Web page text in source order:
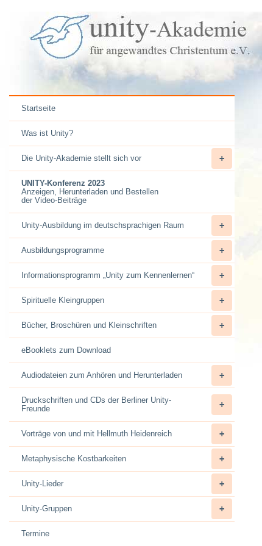
Startseite
Was ist Unity?
Die Unity-Akademie stellt sich vor
UNITY-Konferenz 2023
Anzeigen, Herunterladen und Bestellen
der Video-Beiträge
Unity-Ausbildung im deutschsprachigen Raum
Ausbildungsprogramme
Informationsprogramm „Unity zum Kennenlernen“
Spirituelle Kleingruppen
Bücher, Broschüren und Kleinschriften
eBooklets zum Download
Audiodateien zum Anhören und Herunterladen
Druckschriften und CDs der Berliner Unity-
Freunde
Vorträge von und mit Hellmuth Heidenreich
Metaphysische Kostbarkeiten
Unity-Lieder
Unity-Gruppen
Termine